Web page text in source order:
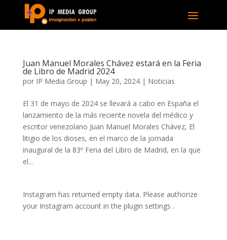
Juan Manuel Morales Chávez estará en la Feria
de Libro de Madrid 2024
por IP Media Group | May 20, 2024| Noticias
El 31 de mayo de 2024 se llevará a cabo en España el
lanzamiento de la más reciente novela del médico y
escritor venezolano Juan Manuel Morales Chávez, El
litigio de los dioses, en el marco de la jornada
inaugural de la 83º Feria del Libro de Madrid, en la que
el...
Instagram has returned empty data. Please authorize
your Instagram account in the plugin settings .